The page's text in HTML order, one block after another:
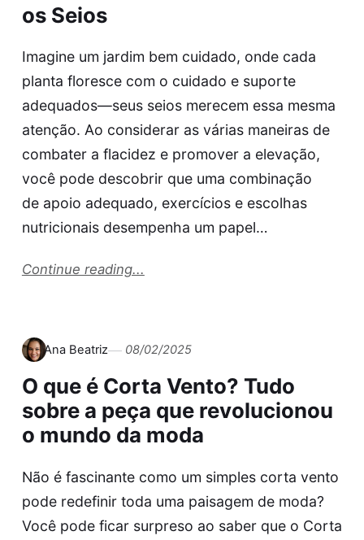
os Seios
Imagine um jardim bem cuidado, onde cada
planta floresce com o cuidado e suporte
adequados—seus seios merecem essa mesma
atenção. Ao considerar as várias maneiras de
combater a flacidez e promover a elevação,
você pode descobrir que uma combinação
de apoio adequado, exercícios e escolhas
nutricionais desempenha um papel…
Continue reading...
Ana Beatriz 08/02/2025
O que é Corta Vento? Tudo
sobre a peça que revolucionou
o mundo da moda
Não é fascinante como um simples corta vento
pode redefinir toda uma paisagem de moda?
Você pode ficar surpreso ao saber que o Corta